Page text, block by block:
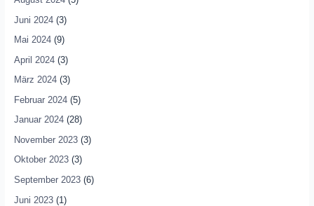
Juni 2024(3)
Mai 2024(9)
April 2024(3)
März 2024(3)
Februar 2024(5)
Januar 2024(28)
November 2023(3)
Oktober 2023(3)
September 2023(6)
Juni 2023(1)